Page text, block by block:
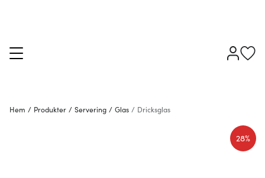
Hem / Produkter / Servering / Glas / Dricksglas
28%